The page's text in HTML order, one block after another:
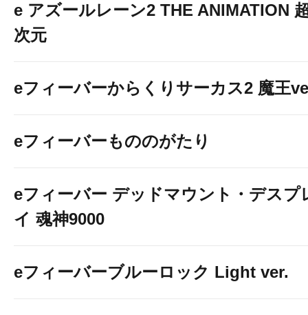
e アズールレーン2 THE ANIMATION
次元
eフィーバーからくりサーカス2 魔王
eフィーバーもののがたり
eフィーバー デッドマウント・デスプ
イ 魂神9000
eフィーバーブルーロック Light ver.